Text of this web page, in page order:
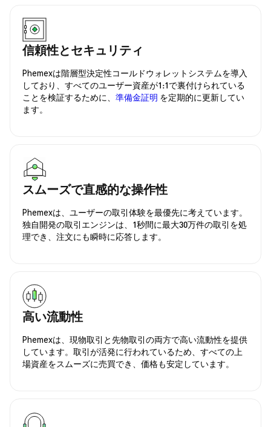
信頼性とセキュリティ
Phemexは階層型決定性コールドウォレットシステムを導入
しており、すべてのユーザー資産が1:1で裏付けられている
ことを検証するために、 準備金証明 を定期的に更新してい
ます。
スムーズで直感的な操作性
Phemexは、ユーザーの取引体験を最優先に考えています。
独自開発の取引エンジンは、1秒間に最大30万件の取引を処
理でき、注文にも瞬時に応答します。
高い流動性
Phemexは、現物取引と先物取引の両方で高い流動性を提供
しています。取引が活発に行われているため、すべての上
場資産をスムーズに売買でき、価格も安定しています。